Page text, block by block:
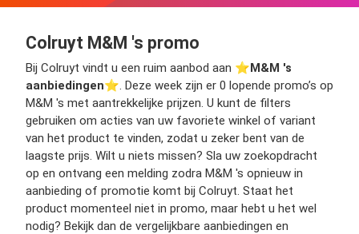
Colruyt M&M 's promo
Bij Colruyt vindt u een ruim aanbod aan ⭐️M&M 's
aanbiedingen⭐️. Deze week zijn er 0 lopende promo’s op
M&M 's met aantrekkelijke prijzen. U kunt de filters
gebruiken om acties van uw favoriete winkel of variant
van het product te vinden, zodat u zeker bent van de
laagste prijs. Wilt u niets missen? Sla uw zoekopdracht
op en ontvang een melding zodra M&M 's opnieuw in
aanbieding of promotie komt bij Colruyt. Staat het
product momenteel niet in promo, maar hebt u het wel
nodig? Bekijk dan de vergelijkbare aanbiedingen en